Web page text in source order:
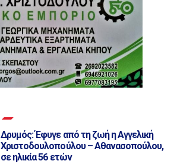
Δρυμός: Έφυγε από τη ζωή η Αγγελική
Χριστοδουλοπούλου – Αθανασοπούλου,
σε ηλικία 56 ετών